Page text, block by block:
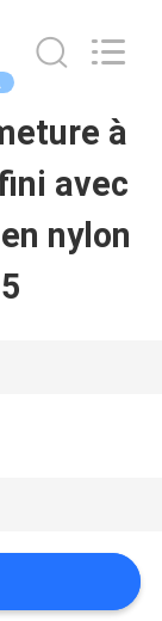
à
avec
nylon